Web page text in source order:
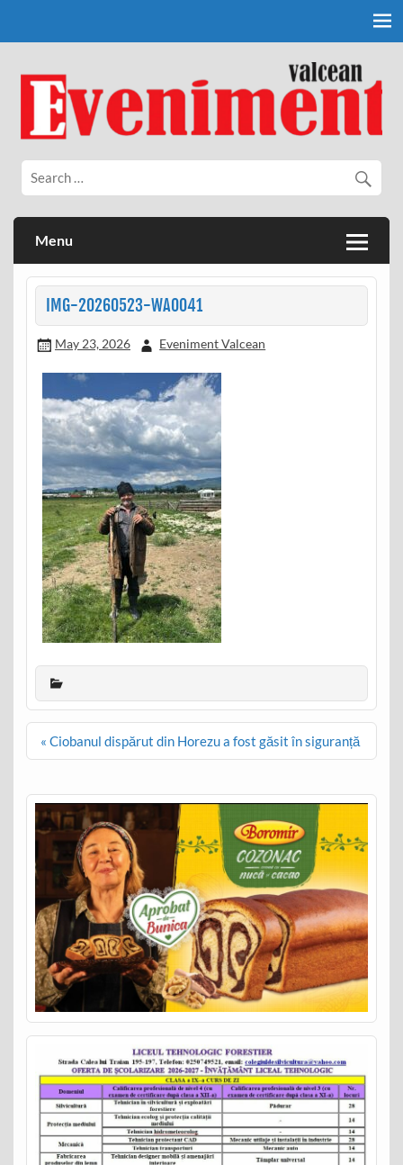
Eveniment Valcean
Menu
IMG-20260523-WA0041
May 23, 2026 Eveniment Valcean
Post
« Ciobanul dispărut din Horezu a fost găsit în siguranță